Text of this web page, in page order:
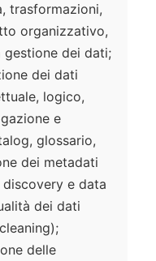
trasformazioni,
organizzativo,
gestione dei dati;
dei dati
logico,
e
glossario,
dei metadati
e data
dei dati
delle